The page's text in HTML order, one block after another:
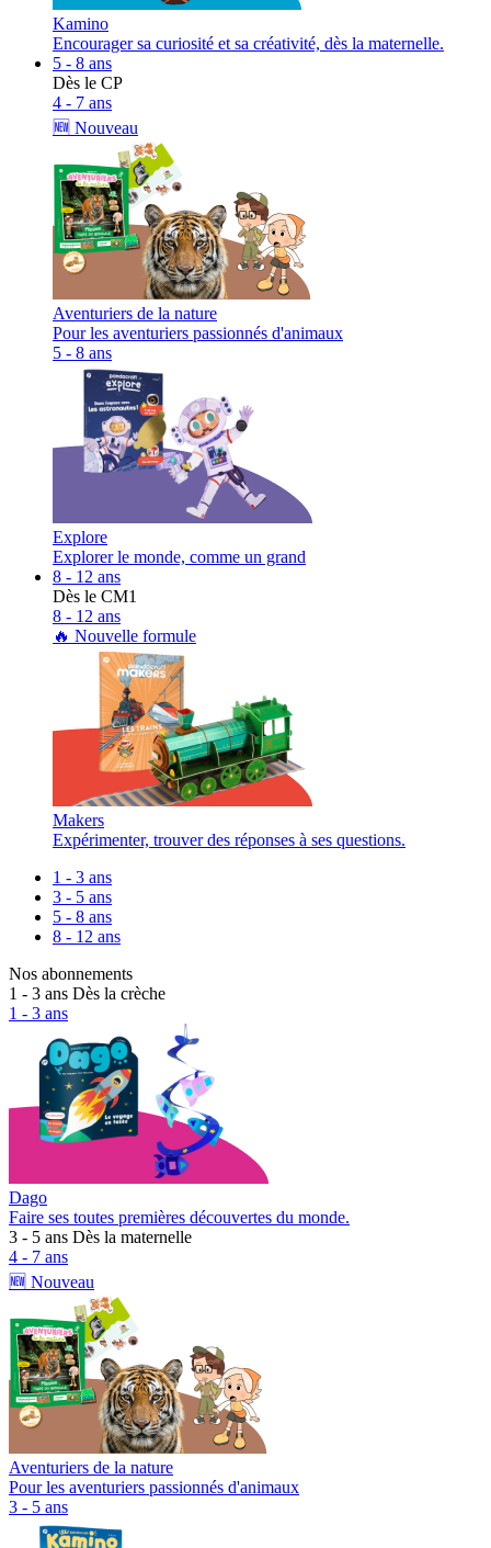
Kamino
Encourager sa curiosité et sa créativité, dès la maternelle.
5 - 8 ans
Dès le CP
4 - 7 ans
🆕 Nouveau
Aventuriers de la nature
Pour les aventuriers passionnés d'animaux
5 - 8 ans
Explore
Explorer le monde, comme un grand
8 - 12 ans
Dès le CM1
8 - 12 ans
🔥 Nouvelle formule
Makers
Expérimenter, trouver des réponses à ses questions.
1 - 3 ans
3 - 5 ans
5 - 8 ans
8 - 12 ans
Nos abonnements
1 - 3 ans Dès la crèche
1 - 3 ans
Dago
Faire ses toutes premières découvertes du monde.
3 - 5 ans Dès la maternelle
4 - 7 ans
🆕 Nouveau
Aventuriers de la nature
Pour les aventuriers passionnés d'animaux
3 - 5 ans